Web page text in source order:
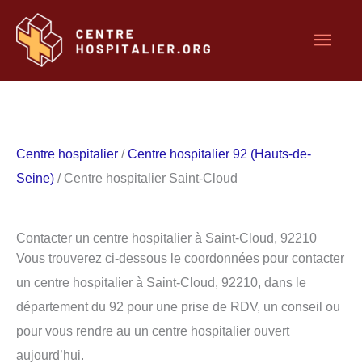
contenu
Centre hospitalier /Centre hospitalier 92 (Hauts-de-
Seine) / Centre hospitalier Saint-Cloud
Contacter un centre hospitalier à Saint-Cloud, 92210
Vous trouverez ci-dessous le coordonnées pour contacter
un centre hospitalier à Saint-Cloud, 92210, dans le
département du 92 pour une prise de RDV, un conseil ou
pour vous rendre au un centre hospitalier ouvert
aujourd’hui.